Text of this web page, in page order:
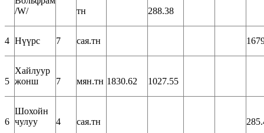
/W/
тн 288.38
4 Нүүрс 7 сая.тн
5
Хайлуур
жонш
7 мян.тн 1830.62 1027.55
6
Шохойн
чулуу
4 сая.тн